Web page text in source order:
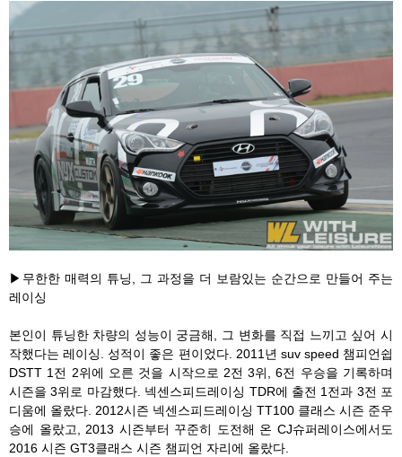
▶무한한 매력의 튜닝, 그 과정을 더 보람있는 순간으로 만들어 주는
레이싱
본인이 튜닝한 차량의 성능이 궁금해, 그 변화를 직접 느끼고 싶어 시
작했다는 레이싱. 성적이 좋은 편이었다. 2011년 suv speed 챔피언쉽
DSTT 1전 2위에 오른 것을 시작으로 2전 3위, 6전 우승을 기록하며
시즌을 3위로 마감했다. 넥센스피드레이싱 TDR에 출전 1전과 3전 포
디움에 올랐다. 2012시즌 넥센스피드레이싱 TT100 클래스 시즌 준우
승에 올랐고, 2013 시즌부터 꾸준히 도전해 온 CJ슈퍼레이스에서도
2016 시즌 GT3클래스 시즌 챔피언 자리에 올랐다.